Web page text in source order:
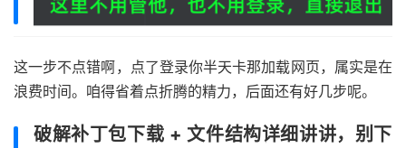
这一步不点错啊，点了登录你半天卡那加载网页，属实是在
浪费时间。咱得省着点折腾的精力，后面还有好几步呢。
破解补丁包下载 + 文件结构详细讲讲，别下